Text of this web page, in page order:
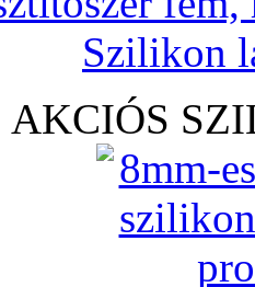
Szilikon
AKCIÓS